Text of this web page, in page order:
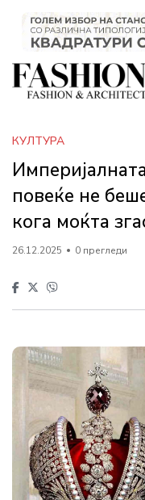
КУЛТУРА
повеќе не
кога моќта
26.12.2025 0 прегледи